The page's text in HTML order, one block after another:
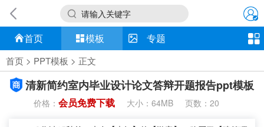
请输入关键字
首页 模板 专题
首页 > PPT模板 > 正文
清新简约室内毕业设计论文答辩开题报告ppt模板
价格： 会员免费下载 大小： 64MB 页数： 20